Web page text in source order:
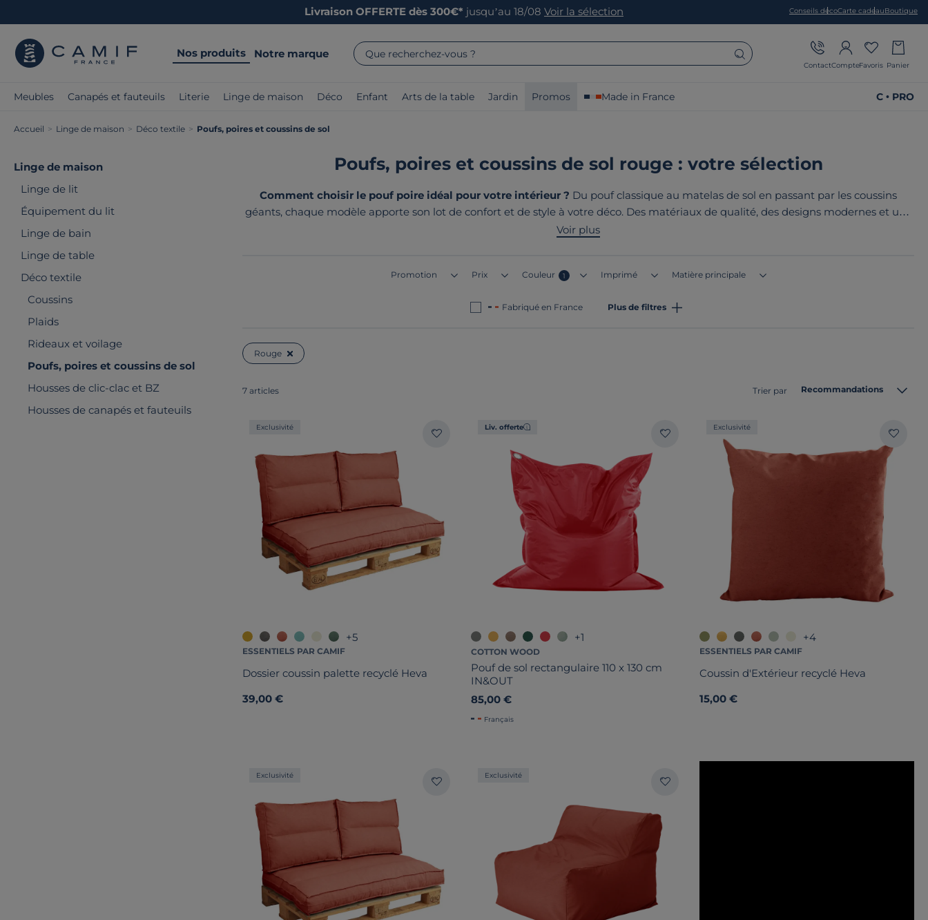
Livraison OFFERTE dès 300€* jusqu’au 18/08 Voir la sélection Conseils décoCarte cadeauBoutique
Nos produits Notre marque Que recherchez-vous ?
ContactCompteFavoris Panier
Meubles Canapés et fauteuils Literie Linge de maison Déco Enfant Arts de la table Jardin Promos Made in France C • PRO
Accueil > Linge de maison > Déco textile > Poufs, poires et coussins de sol
Linge de maison
Linge de lit
Équipement du lit
Linge de bain
Linge de table
Déco textile
Coussins
Plaids
Rideaux et voilage
Poufs, poires et coussins de sol
Housses de clic-clac et BZ
Housses de canapés et fauteuils
Poufs, poires et coussins de sol rouge : votre sélection
Comment choisir le pouf poire idéal pour votre intérieur ? Du pouf classique au matelas de sol en passant par les coussins
géants, chaque modèle apporte son lot de confort et de style à votre déco. Des matériaux de qualité, des designs modernes et une
fabrication plus responsable font de nos poufs poire des pièces uniques pour votre salon ou votre chambre. Le point commun de
Voir plus
Promotion Prix Couleur 1 Imprimé Matière principale
Fabriqué en France Plus de filtres
Rouge
7 articles Trier par Recommandations
Exclusivité
+5
ESSENTIELS PAR CAMIF
Dossier coussin palette recyclé Heva
39,00 €
Liv. offerte
+1
COTTON WOOD
Pouf de sol rectangulaire 110 x 130 cm
IN&OUT
85,00 €
Français
Exclusivité
+4
ESSENTIELS PAR CAMIF
Coussin d'Extérieur recyclé Heva
15,00 €
Exclusivité Exclusivité